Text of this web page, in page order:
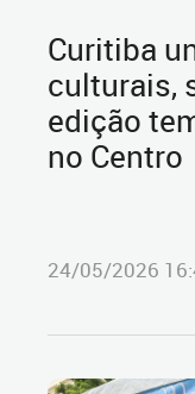
Curitiba
culturais,
edição
no Centro
24/05/2026